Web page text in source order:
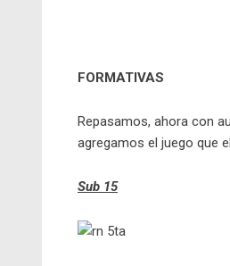
FORMATIVAS
Repasamos, ahora con
agregamos el juego que
Sub 15